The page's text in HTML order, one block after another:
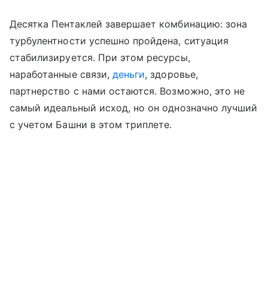
Десятка Пентаклей завершает комбинацию: зона
турбулентности успешно пройдена, ситуация
стабилизируется. При этом ресурсы,
наработанные связи, деньги, здоровье,
партнерство с нами остаются. Возможно, это не
самый идеальный исход, но он однозначно лучший
с учетом Башни в этом триплете.